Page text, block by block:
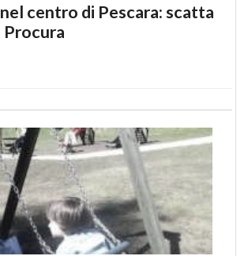
centro di Pescara: scatta